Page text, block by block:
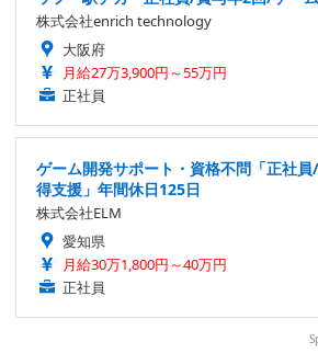
株式会社enrich technology
大阪府
月給27万3,900円～55万円
正社員
ゲーム開発サポート・資格不問「正社
得支援」年間休日125日
株式会社ELM
愛知県
月給30万1,800円～40万円
正社員